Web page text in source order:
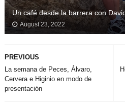
Un café desde la barrera con
August 23, 2022
PREVIOUS
La semana de Peces, Álvaro,
Cervera e Higinio en modo de
presentación